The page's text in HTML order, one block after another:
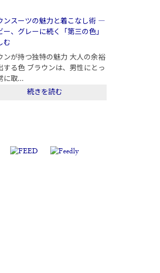
ンスーツの魅力と着こなし術 ―
ー、グレーに続く「第三の色」
む
ンが持つ独特の魅力 大人の余裕
する色 ブラウンは、男性にとっ
に取...
続きを読む